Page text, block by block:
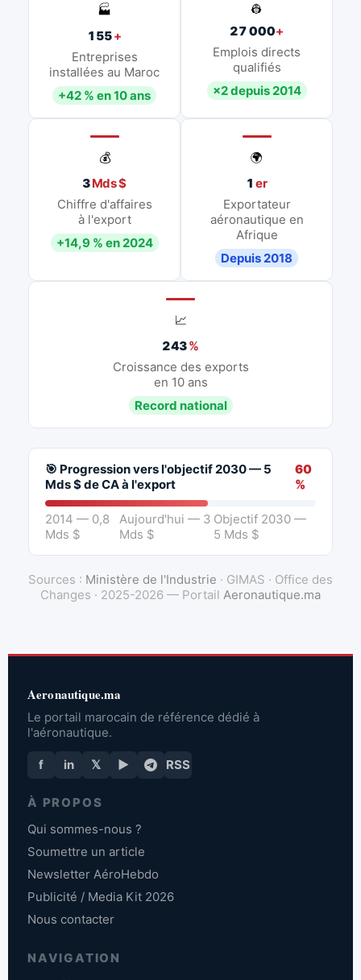
🏭
155+
Entreprises
installées au Maroc
+42 % en 10 ans
👷
27 000+
Emplois directs
qualifiés
×2 depuis 2014
💰
3Mds $
Chiffre d'affaires
à l'export
+14,9 % en 2024
🌍
1 er
Exportateur
aéronautique en
Afrique
Depuis 2018
📈
243%
Croissance des exports
en 10 ans
Record national
🎯 Progression vers l'objectif 2030 — 5
Mds $ de CA à l'export
60
%
2014 — 0,8
Mds $
Aujourd'hui — 3
Mds $
Objectif 2030 —
5 Mds $
Sources : Ministère de l'Industrie · GIMAS · Office des
Changes · 2025-2026 — Portail Aeronautique.ma
Aeronautique.ma
Le portail marocain de référence dédié à
l'aéronautique.
f in 𝕏 ▶ RSS
À PROPOS
Qui sommes-nous ?
Soumettre un article
Newsletter AéroHebdo
Publicité / Media Kit 2026
Nous contacter
NAVIGATION